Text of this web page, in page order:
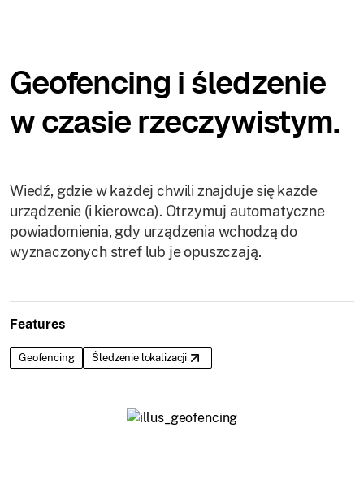
Geofencing i śledzenie
w czasie rzeczywistym.
Wiedź, gdzie w każdej chwili znajduje się każde
urządzenie (i kierowca). Otrzymuj automatyczne
powiadomienia, gdy urządzenia wchodzą do
wyznaczonych stref lub je opuszczają.
Features
Geofencing Śledzenie lokalizacji